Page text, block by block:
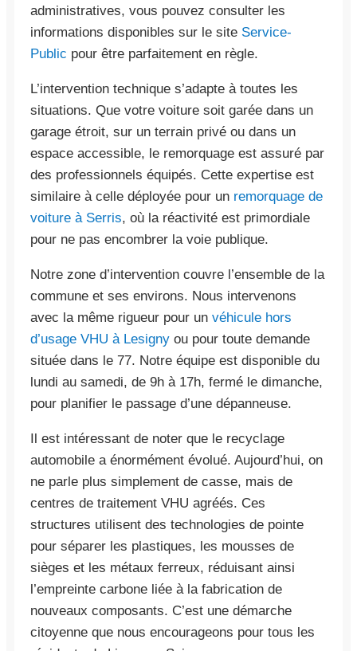
administratives, vous pouvez consulter les
informations disponibles sur le site Service-
Public pour être parfaitement en règle.
L’intervention technique s’adapte à toutes les
situations. Que votre voiture soit garée dans un
garage étroit, sur un terrain privé ou dans un
espace accessible, le remorquage est assuré par
des professionnels équipés. Cette expertise est
similaire à celle déployée pour un remorquage de
voiture à Serris, où la réactivité est primordiale
pour ne pas encombrer la voie publique.
Notre zone d’intervention couvre l’ensemble de la
commune et ses environs. Nous intervenons
avec la même rigueur pour un véhicule hors
d’usage VHU à Lesigny ou pour toute demande
située dans le 77. Notre équipe est disponible du
lundi au samedi, de 9h à 17h, fermé le dimanche,
pour planifier le passage d’une dépanneuse.
Il est intéressant de noter que le recyclage
automobile a énormément évolué. Aujourd’hui, on
ne parle plus simplement de casse, mais de
centres de traitement VHU agréés. Ces
structures utilisent des technologies de pointe
pour séparer les plastiques, les mousses de
sièges et les métaux ferreux, réduisant ainsi
l’empreinte carbone liée à la fabrication de
nouveaux composants. C’est une démarche
citoyenne que nous encourageons pour tous les